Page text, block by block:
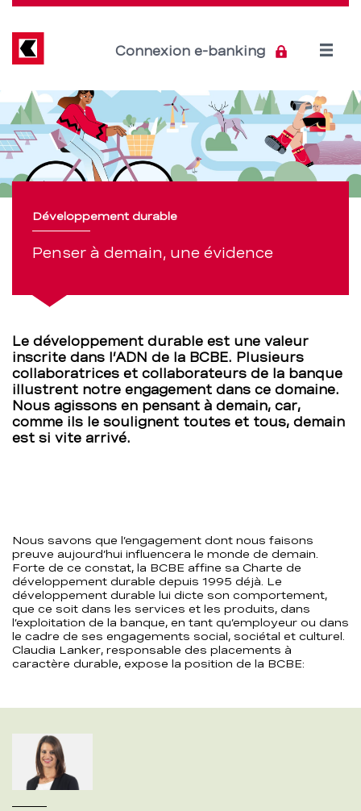
Penser
à
demain,
une
évidence
–
BCBE
Direkt
Inhalt
Connexion e-banking
Open
Section
de
navigation
de
service
Développement durable
Penser à demain, une évidence
Le développement durable est une valeur
inscrite dans l’ADN de la BCBE. Plusieurs
collaboratrices et collaborateurs de la banque
illustrent notre engagement dans ce domaine.
Nous agissons en pensant à demain, car,
comme ils le soulignent toutes et tous, demain
est si vite arrivé.
Nous savons que l’engagement dont nous faisons
preuve aujourd’hui influencera le monde de demain.
Forte de ce constat, la BCBE affine sa Charte de
développement durable depuis 1995 déjà. Le
développement durable lui dicte son comportement,
que ce soit dans les services et les produits, dans
l’exploitation de la banque, en tant qu’employeur ou dans
le cadre de ses engagements social, sociétal et culturel.
Claudia Lanker, responsable des placements à
caractère durable, expose la position de la BCBE: